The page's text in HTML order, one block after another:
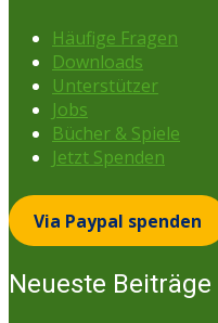
Häufige Fragen
Downloads
Unterstützer
Jobs
Bücher & Spiele
Jetzt Spenden
Via Paypal spenden
Neueste Beiträge